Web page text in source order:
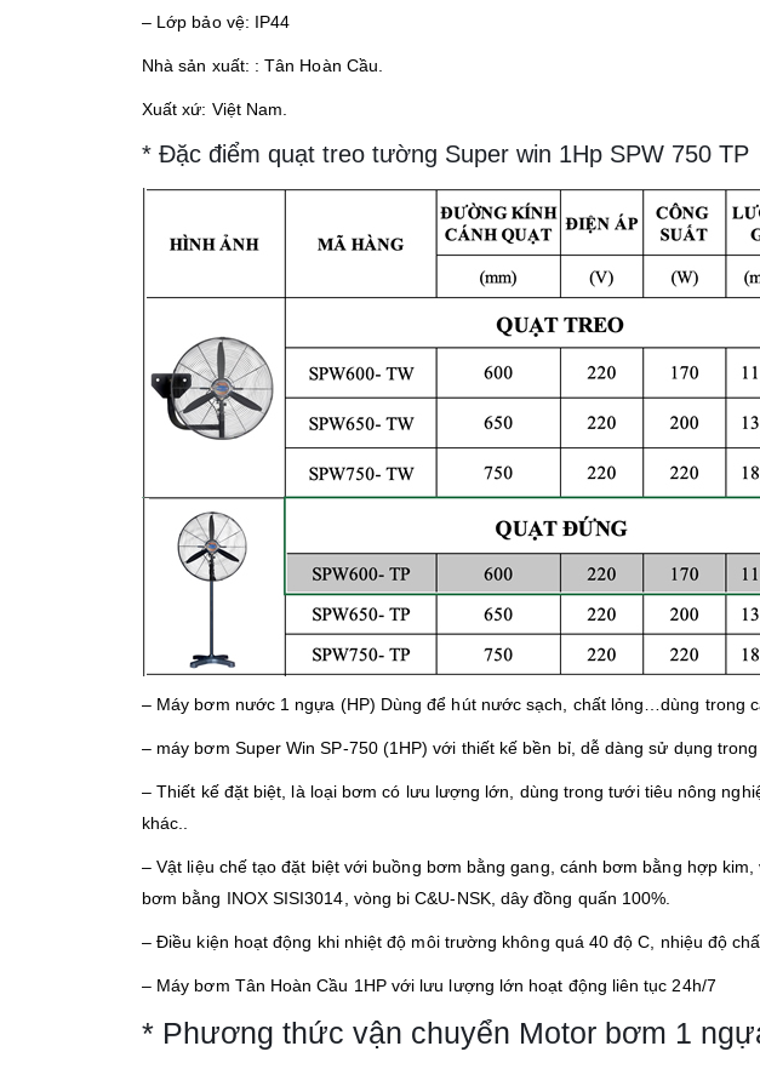
– Lớp bảo vệ: IP44
Nhà sản xuất: : Tân Hoàn Cầu.
Xuất xứ: Việt Nam.
* Đặc điểm quạt treo tường Super win 1Hp SPW 750 TP
– Máy bơm nước 1 ngựa (HP) Dùng để hút nước sạch, chất lỏng…dùng trong
– máy bơm Super Win SP-750 (1HP) với thiết kế bền bỉ, dễ dàng sử dụng
– Thiết kế đặt biệt, là loại bơm có lưu lượng lớn, dùng trong tưới tiêu nông
khác..
– Vật liệu chế tạo đặt biệt với buồng bơm bằng gang, cánh bơm bằng hợp
bơm bằng INOX SISI3014, vòng bi C&U-NSK, dây đồng quấn 100%.
– Điều kiện hoạt động khi nhiệt độ môi trường không quá 40 độ C, nhiệu độ
– Máy bơm Tân Hoàn Cầu 1HP với lưu lượng lớn hoạt động liên tục 24h/7
* Phương thức vận chuyển Motor bơm 1